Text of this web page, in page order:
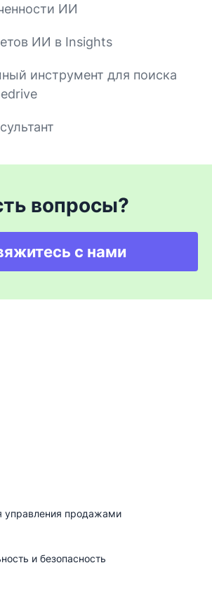
ИИ
ИИ в Insights
инструмент для поиска
вопросы?
с нами
управления продажами
и безопасность